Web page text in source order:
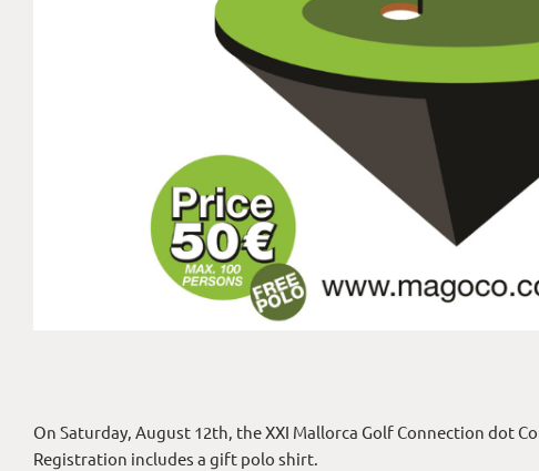
On Saturday, August 12th, the XXI Mallorca Golf Connection dot
Registration includes a gift polo shirt.